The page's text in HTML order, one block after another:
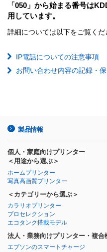
「050」から始まる番号は
用しています。
詳細については以下をご覧くだ
IP電話についての注意事項
お問い合わせ内容の記録・
製品情報
個人・家庭向けプリンター
＜用途から選ぶ＞
ホームプリンター
写真高画質プリンター
＜カテゴリーから選ぶ＞
カラリオプリンター
プロセレクション
エコタンク搭載モデル
法人・業務向けプリンター・複合
エプソンのスマートチャージ